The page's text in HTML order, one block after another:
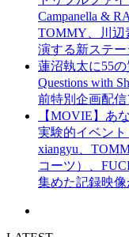
Campanella &
TOMMY、川辺
演する新ステー
蓮沼執太に55
Questions with
前特別企画配
【MOVIE】あ
実験的イベント
xiangyu、
コーツ）、
集めた記録映像